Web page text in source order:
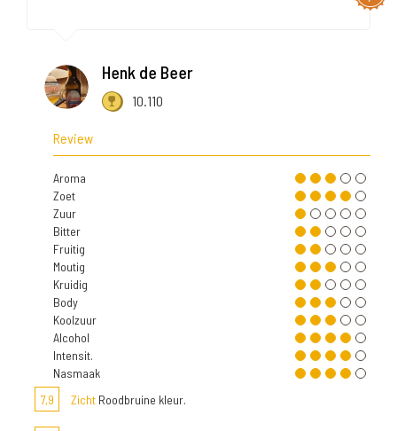
Henk de Beer
10.110
Review
Aroma
Zoet
Zuur
Bitter
Fruitig
Moutig
Kruidig
Body
Koolzuur
Alcohol
Intensit.
Nasmaak
7,9
Zicht Roodbruine kleur.